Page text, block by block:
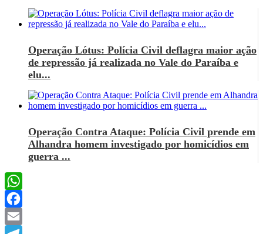
Operação Lótus: Polícia Civil deflagra maior ação
de repressão já realizada no Vale do Paraíba e
elu...
Operação Contra Ataque: Polícia Civil prende em
Alhandra homem investigado por homicídios em
guerra ...
WhatsApp
Facebook